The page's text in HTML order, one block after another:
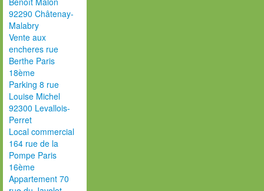
92290 Châtenay-
Malabry
Vente aux
encheres rue
Berthe Paris
18ème
Parking 8 rue
Louise Michel
92300 Levallois-
Perret
Local commercial
164 rue de la
Pompe Paris
16ème
Appartement 70